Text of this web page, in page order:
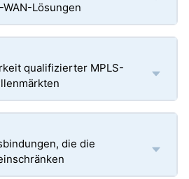
Lösungen
qualifizierter MPLS-
die die